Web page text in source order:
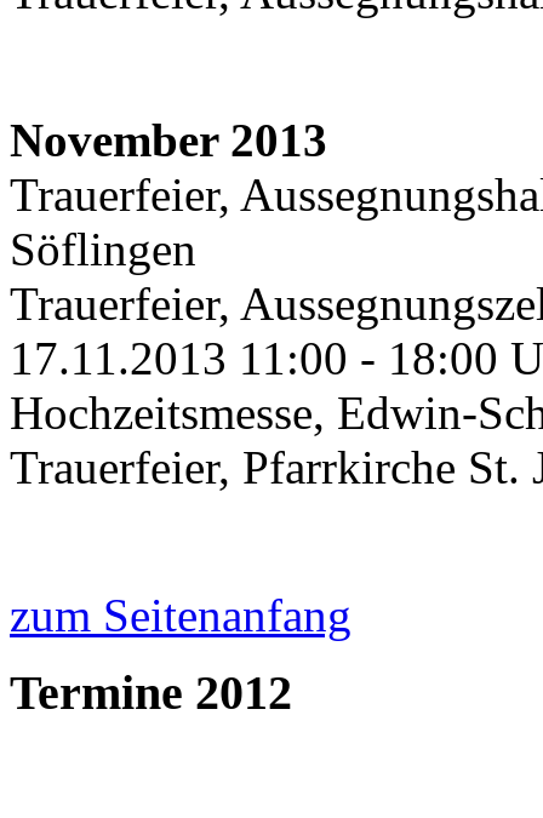
November 2013
Trauerfeier,
Söflingen
Trauerfeier,
17.11.2013 11:00 - 18:00
Hochzeitsmesse, Edwin-
Trauerfeier, Pfarrkirche
zum Seitenanfang
Termine 2012